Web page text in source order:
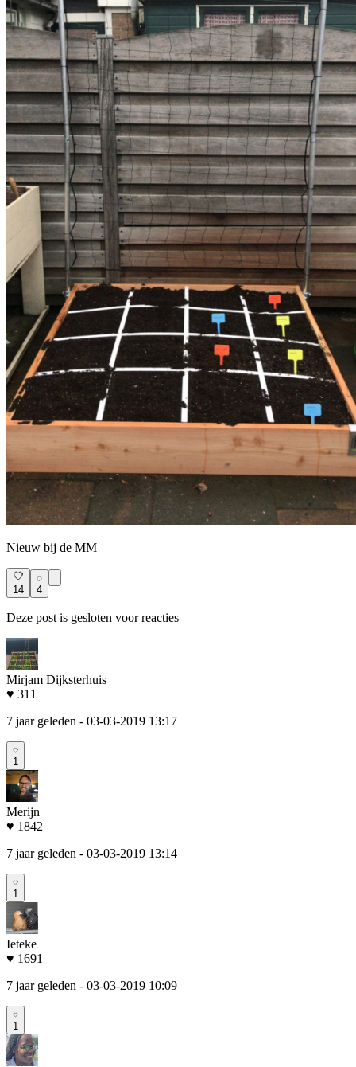
Nieuw bij de MM
14 4
Deze post is gesloten voor reacties
Mirjam Dijksterhuis
♥ 311
7 jaar geleden - 03-03-2019 13:17
1
Merijn
♥ 1842
7 jaar geleden - 03-03-2019 13:14
1
Ieteke
♥ 1691
7 jaar geleden - 03-03-2019 10:09
1